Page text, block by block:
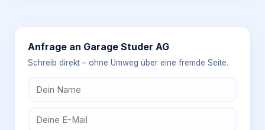
Anfrage an Garage Studer AG
Schreib direkt – ohne Umweg über eine fremde Seite.